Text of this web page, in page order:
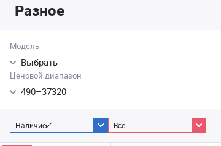
Разное
Модель
Выбрать
Ценовой диапазон
490–37320
Наличие Все